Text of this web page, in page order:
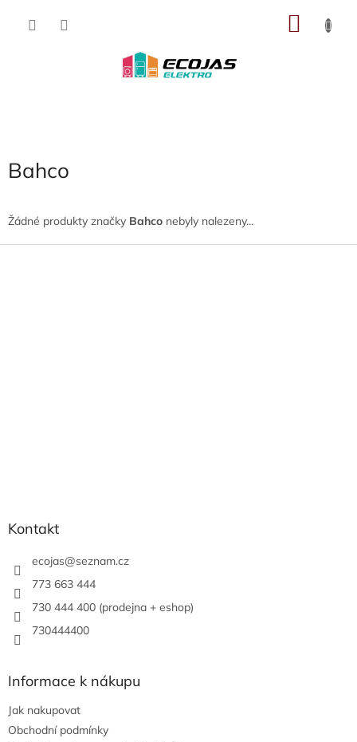
Bahco
Žádné produkty značky Bahco nebyly nalezeny...
Kontakt
ecojas@seznam.cz
773 663 444
730 444 400 (prodejna + eshop)
730444400
Informace k nákupu
Jak nakupovat
Obchodní podmínky